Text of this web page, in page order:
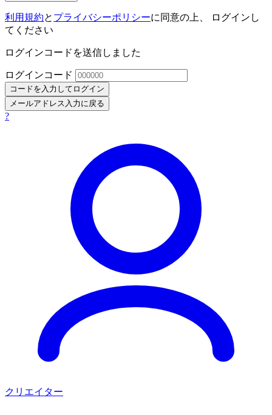
利用規約と プライバシーポリシーに同意の上、 ログインし
てください
ログインコードを送信しました
ログインコード
コードを入力してログイン
メールアドレス入力に戻る
?
クリエイター